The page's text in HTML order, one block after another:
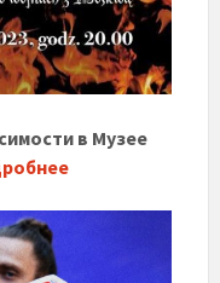
в Музее